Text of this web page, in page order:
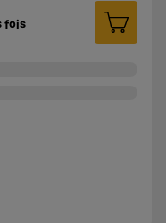
fois